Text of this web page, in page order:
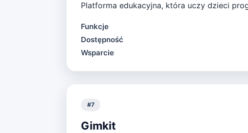
Platforma edukacyjna, która uczy dzieci
Funkcje
Dostępność
Wsparcie
#7
Gimkit